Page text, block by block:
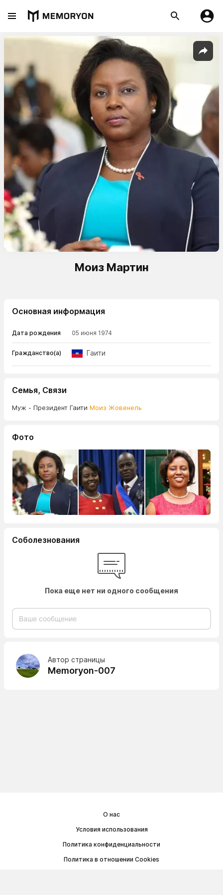
Моиз Мартин
Основная информация
Дата рождения 05 июня 1974
Гражданство(а) Гаити
Семья, Связи
Муж - Президент Гаити Моиз Жовенель
Фото
Соболезнования
Пока еще нет ни одного сообщения
Автор страницы
Memoryon-007
О нас
Условия использования
Политика конфиденциальности
Политика в отношении Cookies